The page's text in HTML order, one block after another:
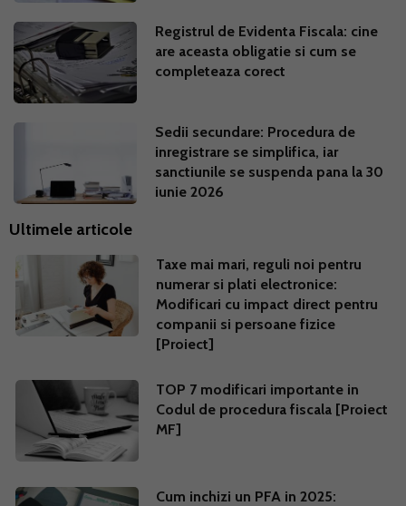
Registrul de Evidenta Fiscala: cine
are aceasta obligatie si cum se
completeaza corect
Sedii secundare: Procedura de
inregistrare se simplifica, iar
sanctiunile se suspenda pana la 30
iunie 2026
Ultimele articole
Taxe mai mari, reguli noi pentru
numerar si plati electronice:
Modificari cu impact direct pentru
companii si persoane fizice
[Proiect]
TOP 7 modificari importante in
Codul de procedura fiscala [Proiect
MF]
Cum inchizi un PFA in 2025: